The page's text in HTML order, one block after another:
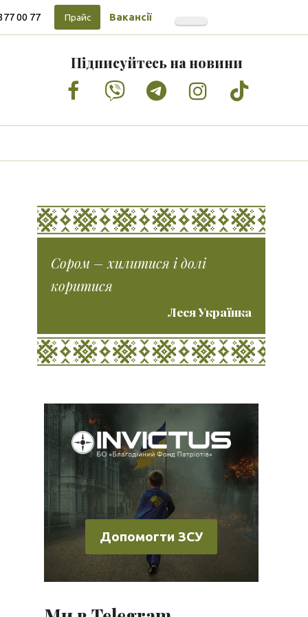
00 77 Прайс Вакансії
Підписуйтесь на новини
Facebook
VimeoTumblrInstagram
Tiktok
Сором – хилитися і долі
коритися
Леся Українка
Допомогти ЗСУ